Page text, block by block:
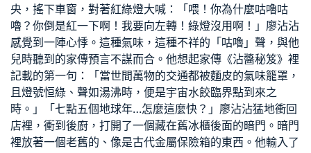
央，搖下車窗，對著紅綠燈大喊：「喂！你為什麼咕嚕咕
嚕？你倒是紅一下啊！我要向左轉！綠燈沒用啊！」廖沾沾
感覺到一陣心悸。這種氣味，這種不祥的「咕嚕」聲，與他
兒時聽到的家傳預言不謀而合。他想起家傳《沾醬秘笈》裡
記載的第一句：「當世間萬物的交通都被麵皮的氣味籠罩，
且燈號恒綠、聲如湯沸時，便是宇宙水餃臨界點到來之
時。」「七點五個地球年…怎麼這麼快？」廖沾沾猛地衝回
店裡，衝到後廚，打開了一個藏在舊冰櫃後面的暗門。暗門
裡放著一個老舊的、像是古代金屬保險箱的東西。他輸入了